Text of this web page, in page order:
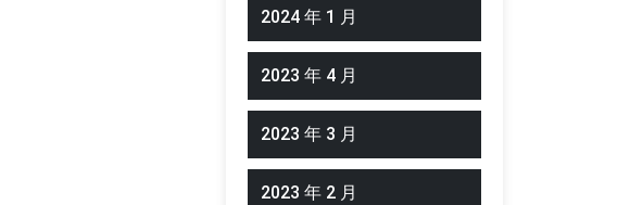
2024 年 1 月
2023 年 4 月
2023 年 3 月
2023 年 2 月